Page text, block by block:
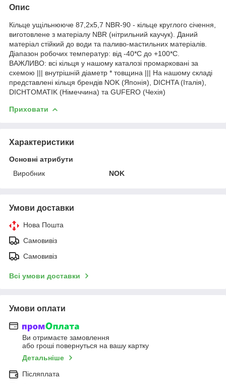
Опис
Кільце ущільнююче 87,2х5,7 NBR-90 - кільце круглого січення,
виготовлене з матеріалу NBR (нітрильний каучук). Даний
матеріал стійкий до води та паливо-мастильних матеріалів.
Діапазон робочих температур: від -40*С до +100*С.
ВАЖЛИВО: всі кільця у нашому каталозі промарковані за
схемою ||| внутрішній діаметр * товщина ||| На нашому складі
представлені кільця брендів NOK (Японія), DICHTA (Італія),
DICHTOMATIK (Німеччина) та GUFERO (Чехія)
Приховати
Характеристики
Основні атрибути
Виробник
NOK
Умови доставки
Нова Пошта
Самовивіз
Самовивіз
Всі умови доставки
Умови оплати
Ви отримаєте замовлення
або гроші повернуться на вашу картку
Детальніше
Післяплата